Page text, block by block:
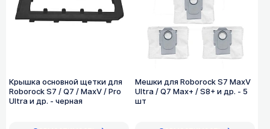
Крышка основной щетки для
Roborock S7 / Q7 / MaxV / Pro
Ultra и др. - черная
Мешки для Roborock S7 MaxV
Ultra / Q7 Max+ / S8+ и др. - 5
шт